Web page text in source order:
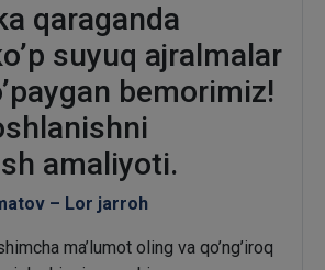
qaraganda
suyuq ajralmalar
bemorimiz!
amaliyoti.
– Lor jarroh
ma’lumot oling va qo’ng’iroq